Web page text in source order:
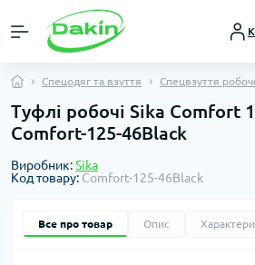
Спецодяг та взуття Спецвзуття
Туфлі робочі Sika Comfort
Comfort-125-46Black
Виробник:Sika
Код товару: Comfort-125-46Black
Все про товар Опис